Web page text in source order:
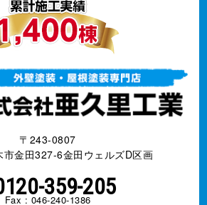
〒243-0807
市金田327-6金田ウェルズD区画
359-205
Fax : 046-240-1386